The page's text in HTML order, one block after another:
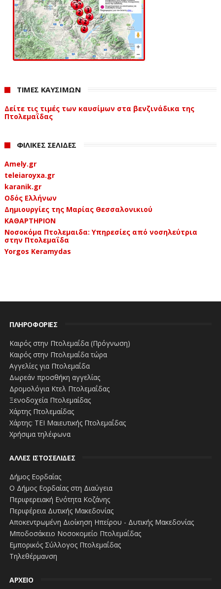
ΤΙΜΕΣ ΚΑΥΣΙΜΩΝ
Δείτε τις τιμές των καυσίμων στα βενζινάδικα της
Πτολεμαΐδας
ΦΙΛΙΚΕΣ ΣΕΛΙΔΕΣ
Amely.gr
teleiaroyxa.gr
karanik.gr
Οδός Ελλήνων
Δημιουργίες της Μαρίας Θεσσαλονικιού
ΚΑΘΑΡΤΗΡΙΟΝ
Νοσοκόμα Πτολεμαιδα: Υπηρεσίες από νοσηλεύτρια
στην Πτολεμαΐδα
Yorgos Keramydas
ΠΛΗΡΟΦΟΡΙΕΣ
Καιρός στην Πτολεμαΐδα (Πρόγνωση)
Καιρός στην Πτολεμαΐδα τώρα
Αγγελίες για Πτολεμαΐδα
Δωρεάν προσθήκη αγγελίας
Δρομολόγια Κτελ Πτολεμαΐδας
Ξενοδοχεία Πτολεμαίδας
Χάρτης Πτολεμαίδας
Χάρτης: ΤΕΙ Μαιευτικής Πτολεμαΐδας
Χρήσιμα τηλέφωνα
ΑΛΛΕΣ ΙΣΤΟΣΕΛΙΔΕΣ
Δήμος Εορδαίας
Ο Δήμος Εορδαίας στη Διαύγεια
Περιφερειακή Ενότητα Κοζάνης
Περιφέρεια Δυτικής Μακεδονίας
Αποκεντρωμένη Διοίκηση Ηπείρου - Δυτικής Μακεδονίας
Μποδοσάκειο Νοσοκομείο Πτολεμαΐδας
Εμπορικός Σύλλογος Πτολεμαΐδας
Τηλεθέρμανση
ΑΡΧΕΙΟ